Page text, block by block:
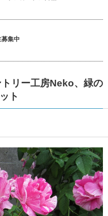
集中
リー工房Neko、緑の
ト